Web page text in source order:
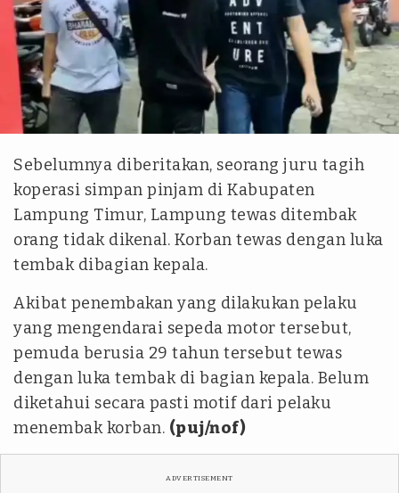
Pujiansyah
Sebelumnya diberitakan, seorang juru tagih
koperasi simpan pinjam di Kabupaten
Lampung Timur, Lampung tewas ditembak
orang tidak dikenal. Korban tewas dengan luka
tembak dibagian kepala.
Akibat penembakan yang dilakukan pelaku
yang mengendarai sepeda motor tersebut,
pemuda berusia 29 tahun tersebut tewas
dengan luka tembak di bagian kepala. Belum
diketahui secara pasti motif dari pelaku
menembak korban. (puj/nof)
ADVERTISEMENT